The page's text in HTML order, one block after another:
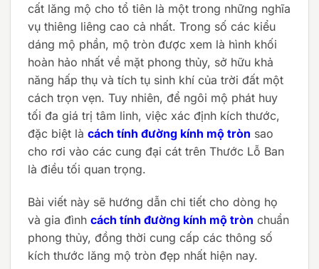
cất lăng mộ cho tổ tiên là một trong những nghĩa
vụ thiêng liêng cao cả nhất. Trong số các kiểu
dáng mộ phần, mộ tròn được xem là hình khối
hoàn hảo nhất về mặt phong thủy, sở hữu khả
năng hấp thụ và tích tụ sinh khí của trời đất một
cách trọn vẹn. Tuy nhiên, để ngôi mộ phát huy
tối đa giá trị tâm linh, việc xác định kích thước,
đặc biệt là cách tính đường kính mộ tròn sao
cho rơi vào các cung đại cát trên Thước Lỗ Ban
là điều tối quan trọng.
Bài viết này sẽ hướng dẫn chi tiết cho dòng họ
và gia đình cách tính đường kính mộ tròn chuẩn
phong thủy, đồng thời cung cấp các thông số
kích thước lăng mộ tròn đẹp nhất hiện nay.